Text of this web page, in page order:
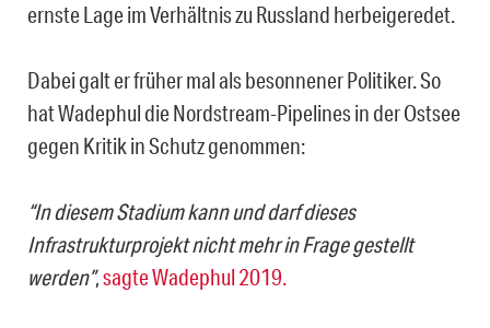
ernste Lage im Verhältnis zu Russland herbeigeredet.
Dabei galt er früher mal als besonnener Politiker. So
hat Wadephul die Nordstream-Pipelines in der Ostsee
gegen Kritik in Schutz genommen:
“In diesem Stadium kann und darf dieses
Infrastrukturprojekt nicht mehr in Frage gestellt
werden”,sagte Wadephul 2019.